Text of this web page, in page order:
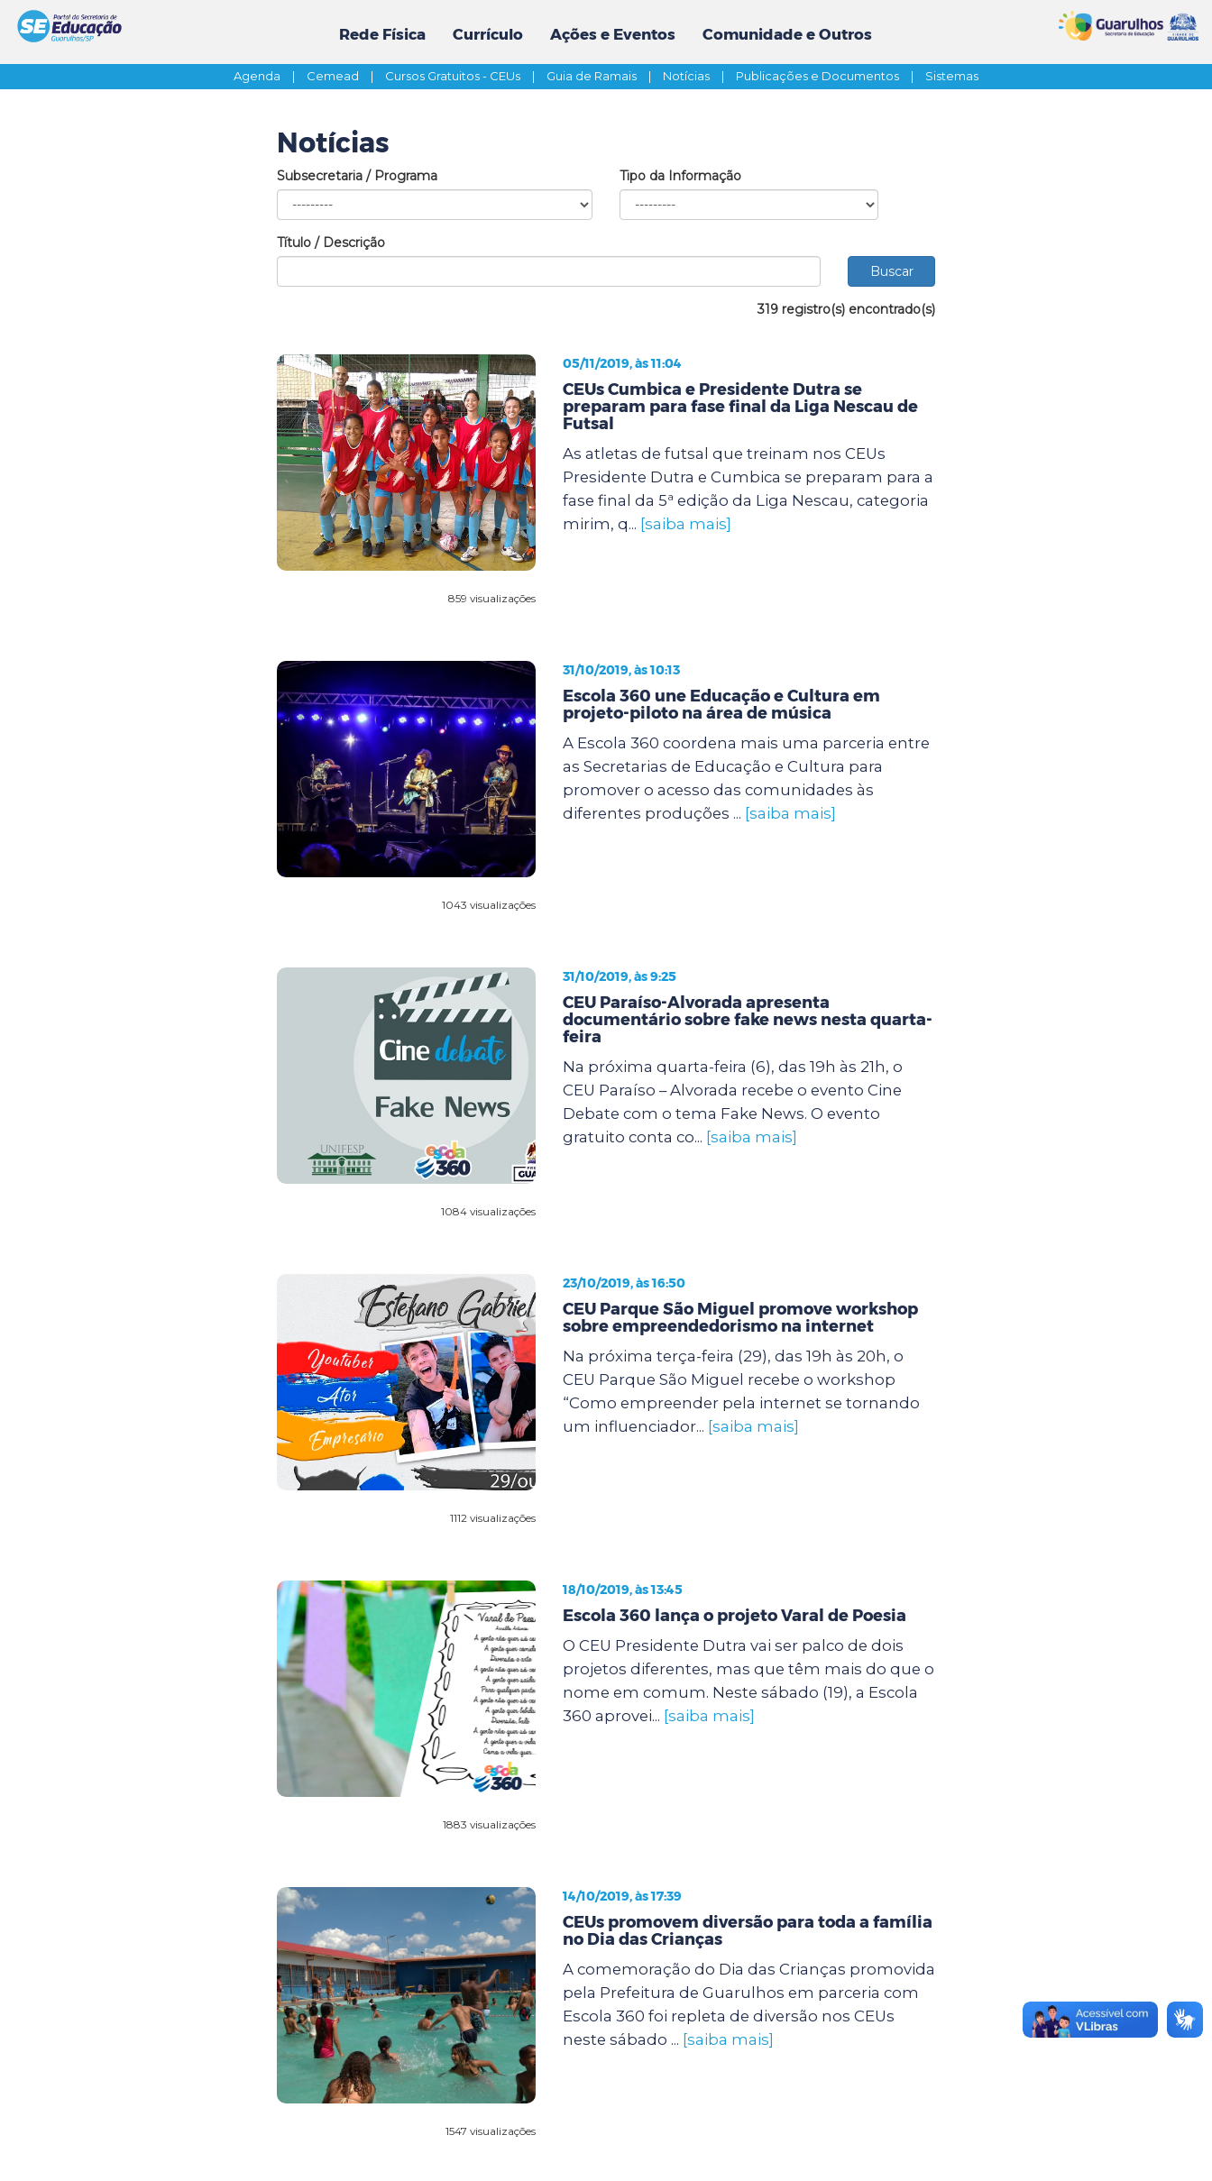
Rede Física Currículo Ações e Eventos Comunidade e Outros
Agenda | Cemead | Cursos Gratuitos - CEUs | Guia de Ramais | Notícias | Publicações e Documentos | Sistemas
Notícias
Subsecretaria / Programa Tipo da Informação
Título / Descrição
319 registro(s) encontrado(s)
859 visualizações
05/11/2019, às 11:04
CEUs Cumbica e Presidente Dutra se
preparam para fase final da Liga Nescau de
Futsal
As atletas de futsal que treinam nos CEUs
Presidente Dutra e Cumbica se preparam para a
fase final da 5ª edição da Liga Nescau, categoria
mirim, q... [saiba mais]
1043 visualizações
31/10/2019, às 10:13
Escola 360 une Educação e Cultura em
projeto-piloto na área de música
A Escola 360 coordena mais uma parceria entre
as Secretarias de Educação e Cultura para
promover o acesso das comunidades às
diferentes produções ... [saiba mais]
1084 visualizações
31/10/2019, às 9:25
CEU Paraíso-Alvorada apresenta
documentário sobre fake news nesta quarta-
feira
Na próxima quarta-feira (6), das 19h às 21h, o
CEU Paraíso – Alvorada recebe o evento Cine
Debate com o tema Fake News. O evento
gratuito conta co... [saiba mais]
1112 visualizações
23/10/2019, às 16:50
CEU Parque São Miguel promove workshop
sobre empreendedorismo na internet
Na próxima terça-feira (29), das 19h às 20h, o
CEU Parque São Miguel recebe o workshop
“Como empreender pela internet se tornando
um influenciador... [saiba mais]
1883 visualizações
18/10/2019, às 13:45
Escola 360 lança o projeto Varal de Poesia
O CEU Presidente Dutra vai ser palco de dois
projetos diferentes, mas que têm mais do que o
nome em comum. Neste sábado (19), a Escola
360 aprovei... [saiba mais]
1547 visualizações
14/10/2019, às 17:39
CEUs promovem diversão para toda a família
no Dia das Crianças
A comemoração do Dia das Crianças promovida
pela Prefeitura de Guarulhos em parceria com
Escola 360 foi repleta de diversão nos CEUs
neste sábado ... [saiba mais]